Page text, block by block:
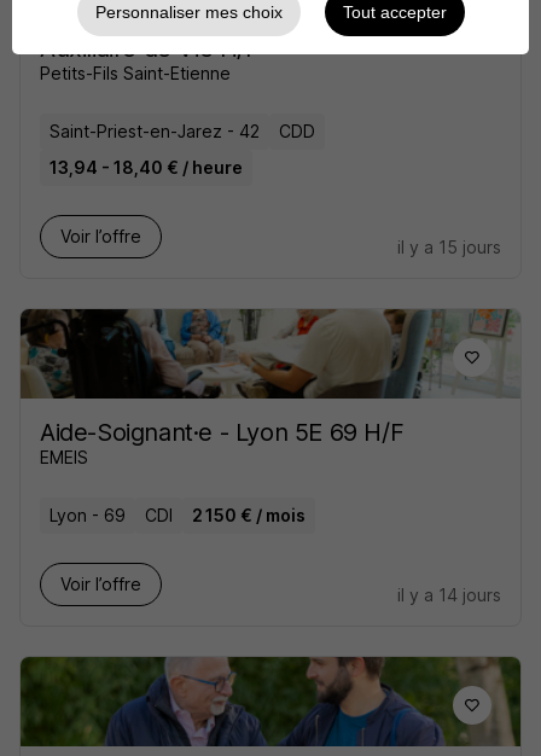
Auxiliaire de Vie H/F
Petits-Fils Saint-Etienne
Saint-Priest-en-Jarez - 42
CDD
13,94 - 18,40 € / heure
Voir l’offre
il y a 15 jours
Aide-Soignant·e - Lyon 5E 69 H/F
EMEIS
Lyon - 69 CDI 2 150 € / mois
Voir l’offre
il y a 14 jours
Personnaliser mes choix Tout accepter